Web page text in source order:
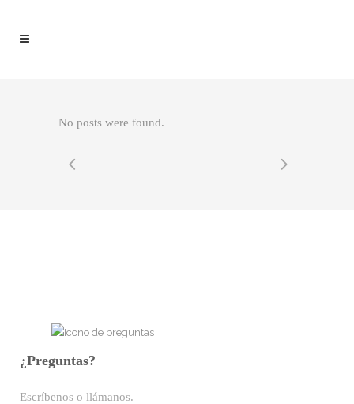
No posts were found.
¿Preguntas?
Escríbenos o llámanos.